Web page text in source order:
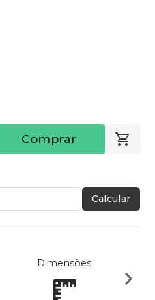
Comprar
Calcular
Dimensões